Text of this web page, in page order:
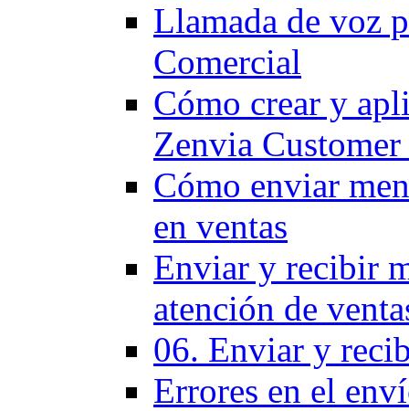
Llamada de voz
Comercial
Cómo crear y
Zenvia
Cómo enviar
en ventas
Enviar y recibir
atención de
06. Enviar y
Errores en el